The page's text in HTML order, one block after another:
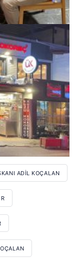
ADIL KOÇALAN